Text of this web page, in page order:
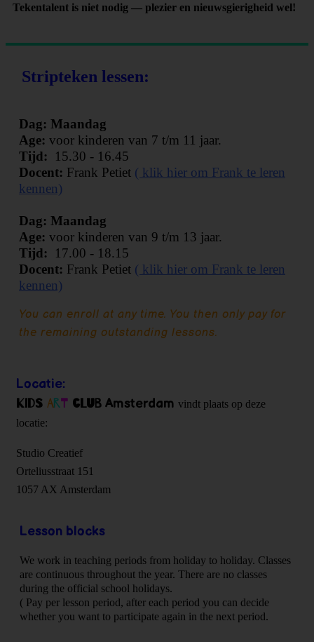
Tekentalent is niet nodig — plezier en nieuwsgierigheid wel!
Stripteken lessen:
Dag: Maandag
Age: voor kinderen van 7 t/m 11 jaar.
Tijd: 15.30 - 16.45
Docent: Frank Petiet ( klik hier om Frank te leren
kennen)
Dag: Maandag
Age: voor kinderen van 9 t/m 13 jaar.
Tijd: 17.00 - 18.15
Docent: Frank Petiet ( klik hier om Frank te leren
kennen)
You can enroll at any time. You then only pay for
the remaining outstanding lessons.
Locatie:
Kids Art Club Amsterdam vindt plaats op deze
locatie:
Studio Creatief
Orteliusstraat 151
1057 AX Amsterdam
Lesson blocks
We work in teaching periods from holiday to holiday. Classes
are continuous throughout the year. There are no classes
during the official school holidays.
( Pay per lesson period, after each period you can decide
whether you want to participate again in the next period.
Uw naam:*
First name:
E-mail
Leeftijd kind:
Uw naam:*
a
l
g
ë
n
j
h
o
o
l
Telefoonnummer:
Leeftijd kind: